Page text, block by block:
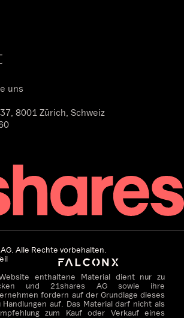
uns
8001 Zürich, Schweiz
Alle Rechte vorbehalten.
enthaltene Material dient nur zu
und 21shares AG sowie ihre
fordern auf der Grundlage dieses
Handlungen auf. Das Material darf nicht als
zum Kauf oder Verkauf eines